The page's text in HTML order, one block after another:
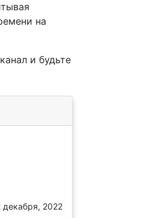
на
и будьте
декабря, 2022